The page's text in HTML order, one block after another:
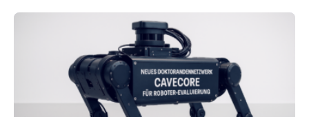
stellt die heutige Computertechnik vor
Herausforderungen. Herkömmliche Silizium-
Prozessoren stoßen an ihre Grenzen: Sie verbrauchen
viel Energie, die Speicher- und Verarbeitungseinheiten
sind voneinander getrennt und die Datenübertragung
bremst komplexe Anwendungen aus. Da KI-Modelle